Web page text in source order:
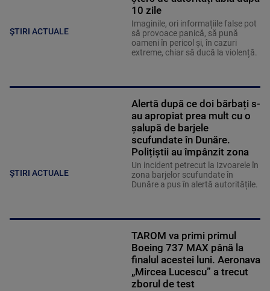
ȘTIRI ACTUALE
10 zile
Imaginile, ori informațiile false pot
să provoace panică, să pună
oameni în pericol și, în cazuri
extreme, chiar să ducă la violență.
ȘTIRI ACTUALE
Alertă după ce doi bărbați s-
au apropiat prea mult cu o
șalupă de barjele
scufundate în Dunăre.
Polițiștii au împânzit zona
Un incident petrecut la Izvoarele în
zona barjelor scufundate în
Dunăre a pus în alertă autoritățile.
TAROM va primi primul
Boeing 737 MAX până la
finalul acestei luni. Aeronava
„Mircea Lucescu” a trecut
zborul de test